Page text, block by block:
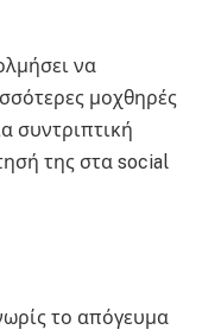
να
μοχθηρές
συντριπτική
της στα social
το απόγευμα